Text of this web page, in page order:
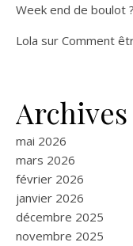
Week end de boulot ?
Lola sur Comment
Archives
mai 2026
mars 2026
février 2026
janvier 2026
décembre 2025
novembre 2025